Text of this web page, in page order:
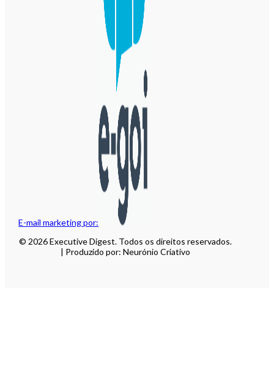
E-mail marketing por:
© 2026 Executive Digest. Todos os direitos reservados.
| Produzido por: Neurónio Criativo